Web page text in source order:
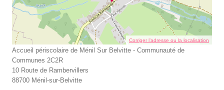
Corriger l’adresse ou la localisation
Accueil périscolaire de Ménil Sur Belvitte - Communauté de
Communes 2C2R
10 Route de Rambervillers
88700 Ménil-sur-Belvitte